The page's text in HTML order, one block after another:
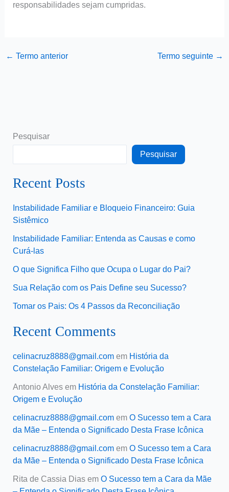
responsabilidades sejam cumpridas.
← Termo anterior Termo seguinte →
Pesquisar
Pesquisar
Recent Posts
Instabilidade Familiar e Bloqueio Financeiro: Guia
Sistêmico
Instabilidade Familiar: Entenda as Causas e como
Curá-las
O que Significa Filho que Ocupa o Lugar do Pai?
Sua Relação com os Pais Define seu Sucesso?
Tomar os Pais: Os 4 Passos da Reconciliação
Recent Comments
celinacruz8888@gmail.comem História da
Constelação Familiar: Origem e Evolução
Antonio Alvesem História da Constelação Familiar:
Origem e Evolução
celinacruz8888@gmail.comem O Sucesso tem a Cara
da Mãe – Entenda o Significado Desta Frase Icônica
celinacruz8888@gmail.comem O Sucesso tem a Cara
da Mãe – Entenda o Significado Desta Frase Icônica
Rita de Cassia Diasem O Sucesso tem a Cara da Mãe